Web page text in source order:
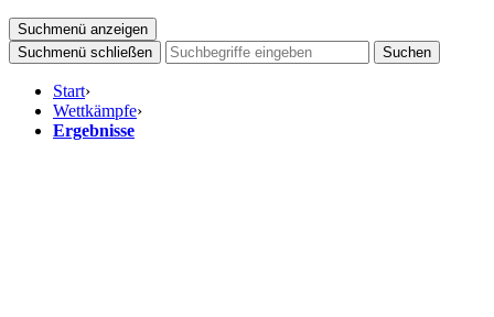
Suchmenü anzeigen
Suchmenü schließen
Suchen
Start›
Wettkämpfe›
Ergebnisse